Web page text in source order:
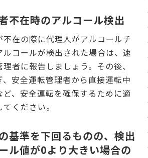
不在時のアルコール検出
在の際に代理人がアルコールチ
ルコールが検出された場合は、速
者に報告しましょう。その後、
安全運転管理者から直接運転中
、安全運転を確保するために適
ください。
基準を下回るものの、検出
ル値が0より大きい場合の